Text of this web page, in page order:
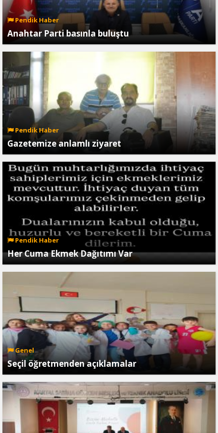
Pendik Haber
Anahtar Parti basınla buluştu
Pendik Haber
Gazetemize anlamlı ziyaret
Pendik Haber
Her Cuma Ekmek Dağıtımı Var
Genel
Seçil öğretmenden açıklamalar